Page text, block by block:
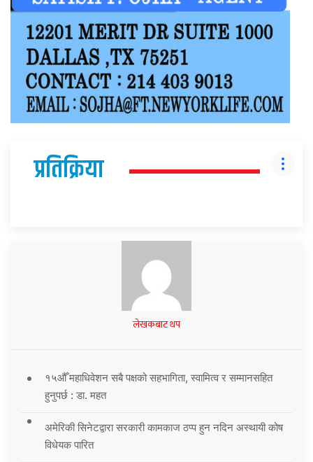
प्रतिक्रिया
लेखकबाट थप
१५औँ महाधिवेशन सबै पक्षको सहभागिता, स्वामित्व र सम्मानसहित
हुनुपर्छ : डा. महत
अमेरिकी सिनेटद्वारा सरकारी कामकाज ठप्प हुन नदिन अस्थायी कोष
विधेयक पारित